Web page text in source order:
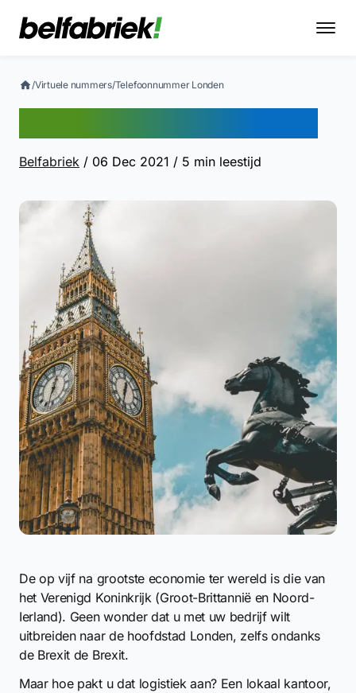
/Virtuele nummers/Telefoonnummer Londen
Belfabriek / 06 Dec 2021 / 5 min leestijd
De op vijf na grootste economie ter wereld is die van
het Verenigd Koninkrijk (Groot-Brittannië en Noord-
Ierland). Geen wonder dat u met uw bedrijf wilt
uitbreiden naar de hoofdstad Londen, zelfs ondanks
de Brexit de Brexit.
Maar hoe pakt u dat logistiek aan? Een lokaal kantoor,